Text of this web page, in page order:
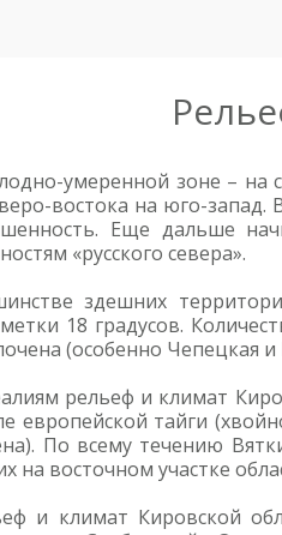
умеренной зоне – на
востока на юго-
Еще дальше
«русского севера».
здешних
18 градусов.
(особенно Чепецкая
рельеф и климат
европейской тайги
По всему течению
на восточном участке
и климат Кировской